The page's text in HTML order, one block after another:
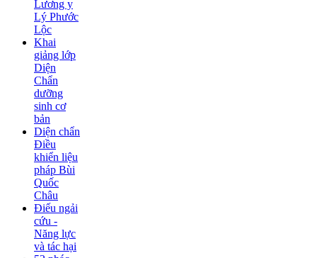
Lương y
Lý Phước
Lộc
Khai
giảng lớp
Diện
Chẩn
dưỡng
sinh cơ
bản
Diện chẩn
Điều
khiển liệu
pháp Bùi
Quốc
Châu
Điếu ngải
cứu -
Năng lực
và tác hại